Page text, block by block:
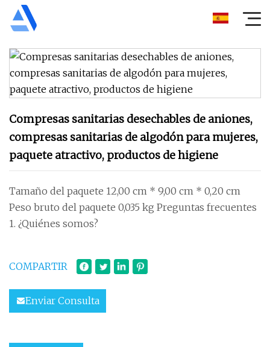
Compresas sanitarias desechables de aniones,
compresas sanitarias de algodón para mujeres,
paquete atractivo, productos de higiene
Tamaño del paquete 12,00 cm * 9,00 cm * 0,20 cm
Peso bruto del paquete 0,035 kg Preguntas frecuentes
1. ¿Quiénes somos?
COMPARTIR
Enviar Consulta